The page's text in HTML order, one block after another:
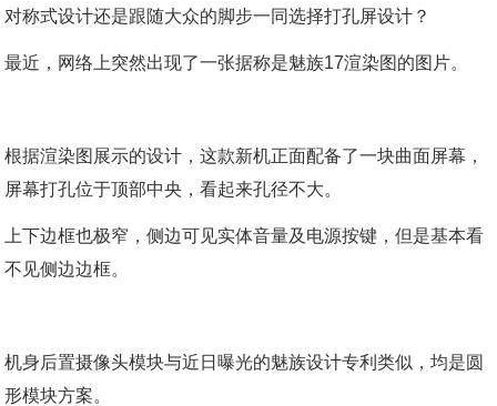
对称式设计还是跟随大众的脚步一同选择打孔屏设计？
最近，网络上突然出现了一张据称是魅族17渲染图的图片。
根据渲染图展示的设计，这款新机正面配备了一块曲面屏幕，
屏幕打孔位于顶部中央，看起来孔径不大。
上下边框也极窄，侧边可见实体音量及电源按键，但是基本看
不见侧边边框。
机身后置摄像头模块与近日曝光的魅族设计专利类似，均是圆
形模块方案。